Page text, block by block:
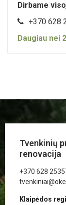
Dirbame
+370 628
Daugiau nei
Tvenkinių
renovacija
+370 628
Klaipėdos